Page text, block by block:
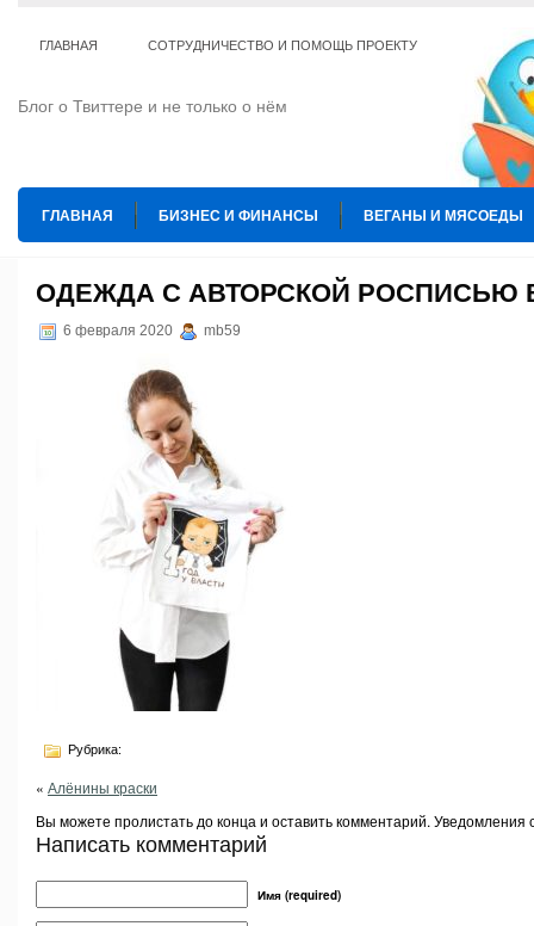
ГЛАВНАЯ СОТРУДНИЧЕСТВО И ПОМОЩЬ ПРОЕКТУ
Блог о Твиттере и не только о нём
ГЛАВНАЯ БИЗНЕС И ФИНАНСЫ ВЕГАНЫ И МЯСОЕДЫ
ТЕ КОГО ПРИРУЧИЛИ
ОДЕЖДА С АВТОРСКОЙ РОСПИСЬЮ
6 февраля 2020 mb59
Рубрика:
« Алёнины краски
Вы можете пролистать до конца и оставить комментарий. Уведомления
Написать комментарий
Имя (required)